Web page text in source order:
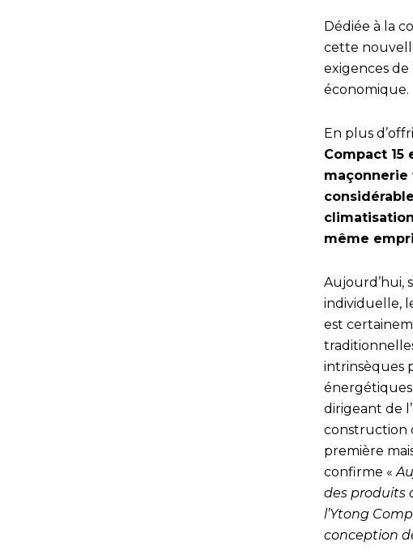
Dédiée à la
cette
exigences
économique.
En plus
Compact 15
même
Aujourd’hui,
individuelle,
est
intrinsèques
énergétiques
dirigeant de
construction
première
confirme «
des produits
l’Ytong
conception